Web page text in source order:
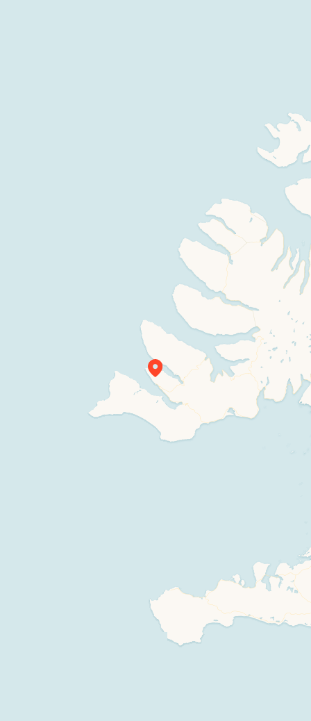
Travelers’ Map is loading…
If you see this after your page is loaded
completely, leafletJS files are missing.